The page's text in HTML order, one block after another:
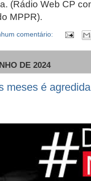
(Rádio Web CP
MPPR).
comentário:
DE 2024
meses é